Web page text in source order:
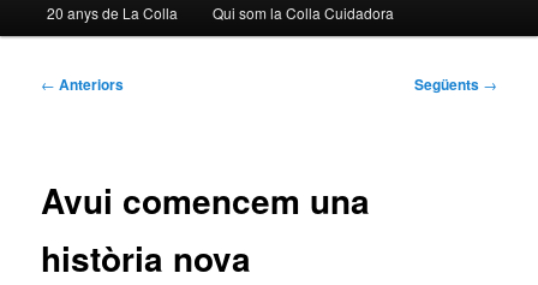
20 anys de La Colla Qui som la Colla Cuidadora
Navegació
← Anteriors Següents →
Avui comencem una
història nova